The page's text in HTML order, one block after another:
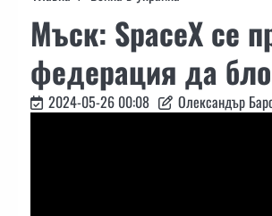
Мъск: SpaceX се
федерация да
2024-05-26 00:08 Олександър